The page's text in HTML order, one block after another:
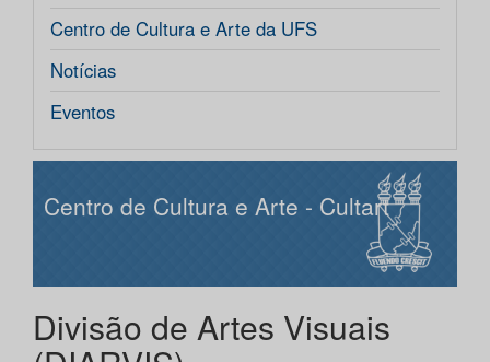
Centro de Cultura e Arte da UFS
Notícias
Eventos
Centro de Cultura e Arte - Cultart
Divisão de Artes Visuais